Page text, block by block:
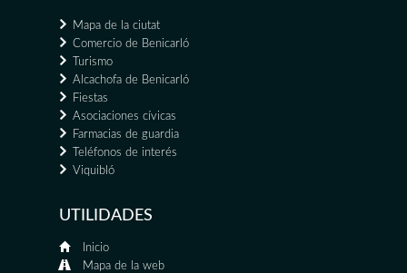
Mapa de la ciutat
Comercio de Benicarló
Turismo
Alcachofa de Benicarló
Fiestas
Asociaciones cívicas
Farmacias de guardia
Teléfonos de interés
Viquibló
UTILIDADES
Inicio
Mapa de la web